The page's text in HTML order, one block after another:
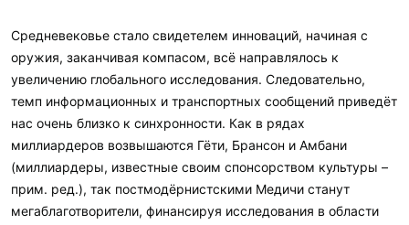
Средневековье стало свидетелем инноваций, начиная с
оружия, заканчивая компасом, всё направлялось к
увеличению глобального исследования. Следовательно,
темп информационных и транспортных сообщений приведёт
нас очень близко к синхронности. Как в рядах
миллиардеров возвышаются Гёти, Брансон и Амбани
(миллиардеры, известные своим спонсорством культуры –
прим. ред.), так постмодёрнистскими Медичи станут
мегаблаготворители, финансируя исследования в области